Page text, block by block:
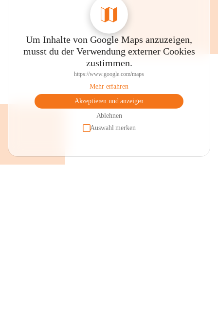
Um Inhalte von Google Maps anzuzeigen,
musst du der Verwendung externer Cookies
zustimmen.
https://www.google.com/maps
Mehr erfahren
Akzeptieren und anzeigen
Ablehnen
Auswahl merken